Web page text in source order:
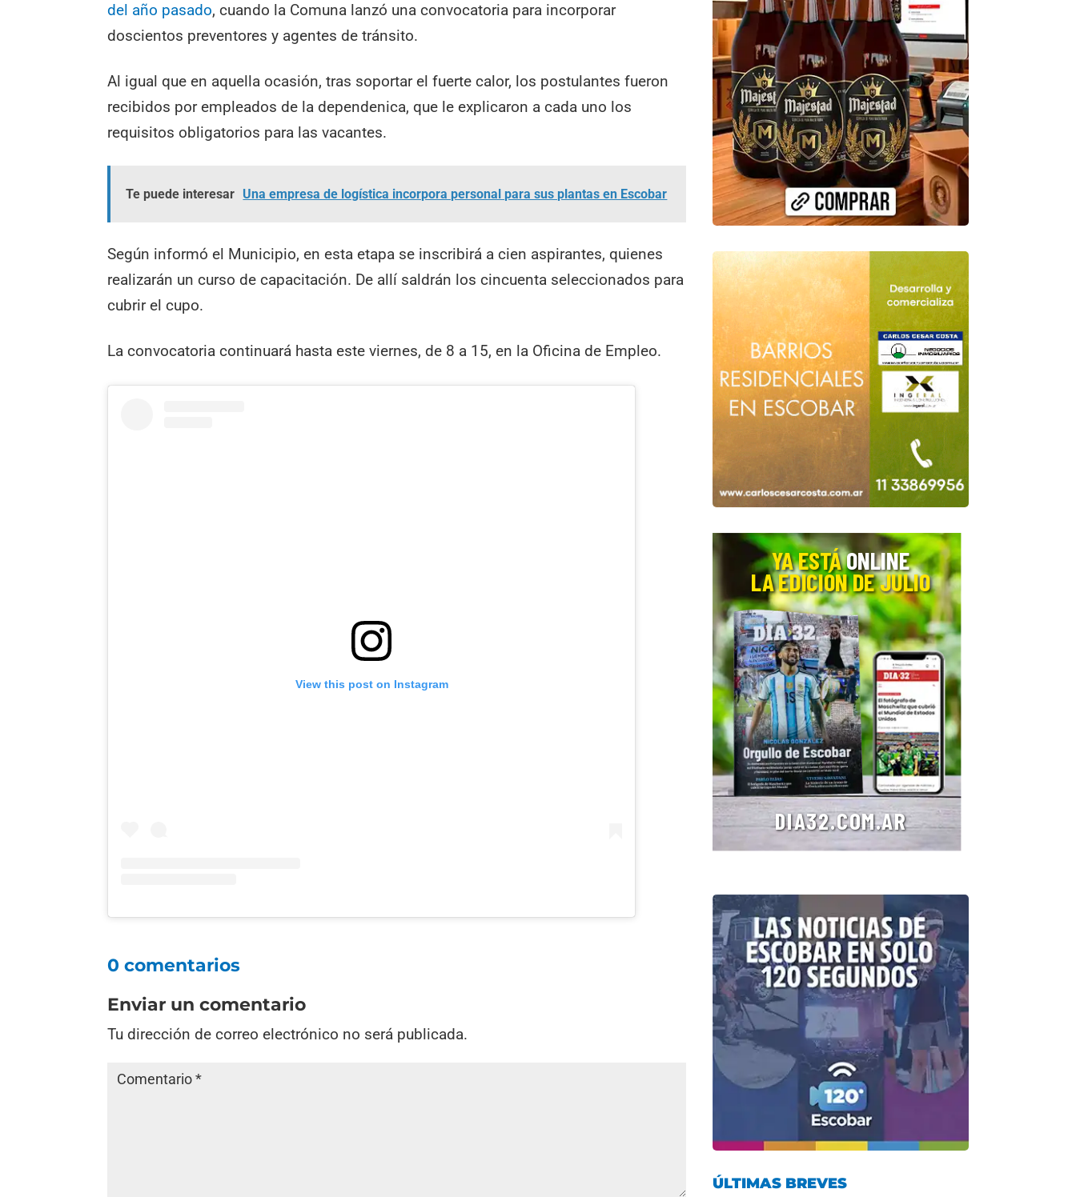
del año pasado, cuando la Comuna lanzó una convocatoria para incorporar
doscientos preventores y agentes de tránsito.
Al igual que en aquella ocasión, tras soportar el fuerte calor, los postulantes fueron
recibidos por empleados de la dependenica, que le explicaron a cada uno los
requisitos obligatorios para las vacantes.
Te puede interesar Una empresa de logística incorpora personal para sus plantas en Escobar
Según informó el Municipio, en esta etapa se inscribirá a cien aspirantes, quienes
realizarán un curso de capacitación. De allí saldrán los cincuenta seleccionados para
cubrir el cupo.
La convocatoria continuará hasta este viernes, de 8 a 15, en la Oficina de Empleo.
View this post on Instagram
0 comentarios
Enviar un comentario
Tu dirección de correo electrónico no será publicada.
ÚLTIMAS BREVES